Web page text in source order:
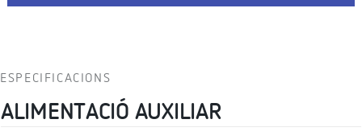
ESPECIFICACIONS
ALIMENTACIÓ AUXILIAR